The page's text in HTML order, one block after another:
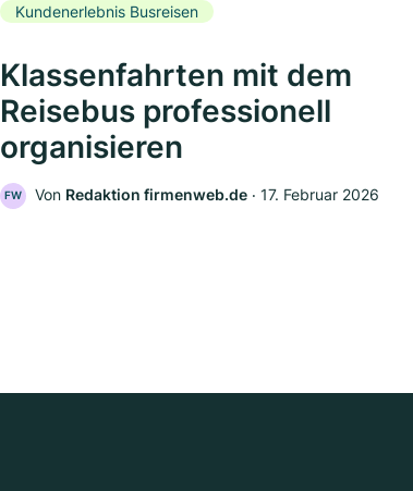
Kundenerlebnis Busreisen
Klassenfahrten mit dem
Reisebus professionell
organisieren
FW Von Redaktion firmenweb.de ‧ 17. Februar 2026